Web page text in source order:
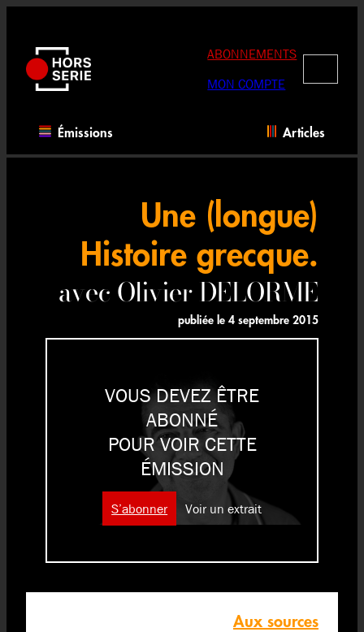
contenu
ABONNEMENTS
MON COMPTE
Émissions Articles
Une (longue)
Histoire grecque.
avec Olivier DELORME
publiée le 4 septembre 2015
VOUS DEVEZ ÊTRE
ABONNÉ
POUR VOIR CETTE
ÉMISSION
S’abonner Voir un extrait
Aux sources